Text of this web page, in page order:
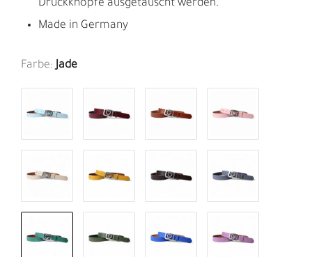
Druckknöpfe ausgetauscht werden.
Made in Germany
Farbe: Jade